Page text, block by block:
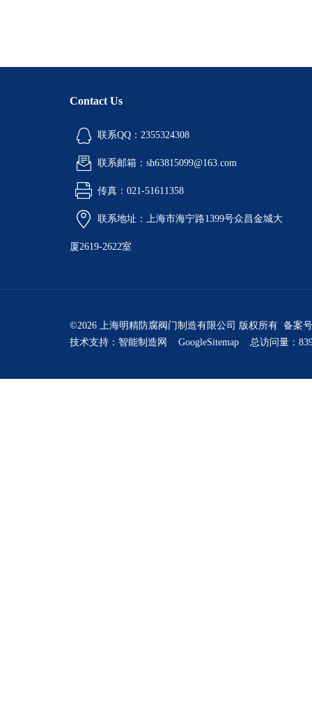
Contact Us
联系QQ：2355324308
联系邮箱：sh63815099@163.com
传真：021-51611358
联系地址：上海市海宁路1399号众昌金城大
厦2619-2622室
©2026 上海明精防腐阀门制造有限公司 版权所有 备案
技术支持： 智能制造网 GoogleSitemap 总访问量：